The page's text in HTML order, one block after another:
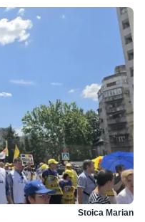
Stoica Marian